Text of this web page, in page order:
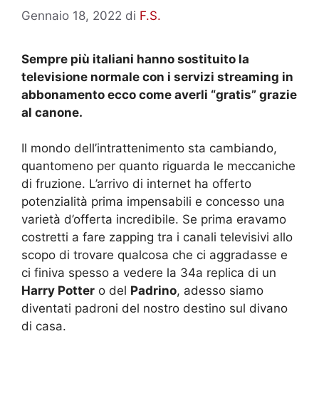
Gennaio 18, 2022 di F.S.
Sempre più italiani hanno sostituito la
televisione normale con i servizi streaming in
abbonamento ecco come averli “gratis” grazie
al canone.
Il mondo dell’intrattenimento sta cambiando,
quantomeno per quanto riguarda le meccaniche
di fruzione. L’arrivo di internet ha offerto
potenzialità prima impensabili e concesso una
varietà d’offerta incredibile. Se prima eravamo
costretti a fare zapping tra i canali televisivi allo
scopo di trovare qualcosa che ci aggradasse e
ci finiva spesso a vedere la 34a replica di un
Harry Potter o del Padrino, adesso siamo
diventati padroni del nostro destino sul divano
di casa.